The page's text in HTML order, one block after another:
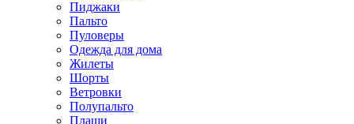
Пиджаки
Пальто
Пуловеры
Одежда для дома
Жилеты
Шорты
Ветровки
Полупальто
Плащи